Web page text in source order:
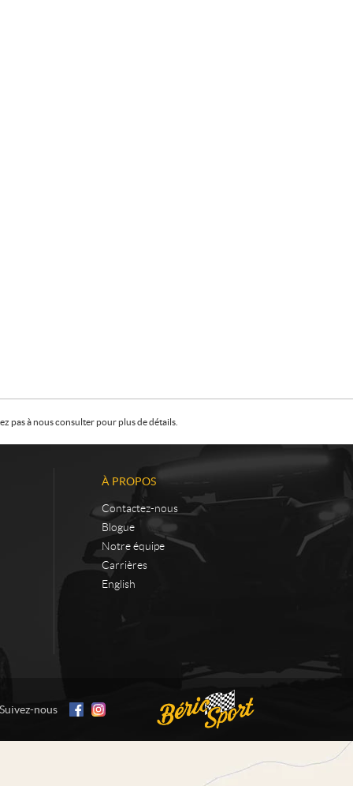
pas à nous consulter pour plus de détails.
À PROPOS
Contactez-nous
Blogue
Notre équipe
Carrières
English
Suivez-nous